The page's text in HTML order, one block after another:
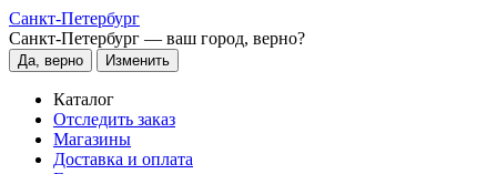
Санкт-Петербург
Санкт-Петербург — ваш город, верно?
Да, верно Изменить
Каталог
Отследить заказ
Магазины
Доставка и оплата